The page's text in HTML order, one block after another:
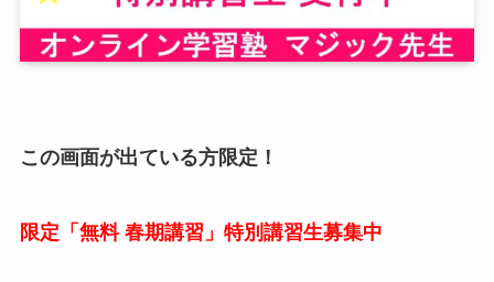
この画面が出ている方限定！
限定「無料 春期講習」特別講習生募集中